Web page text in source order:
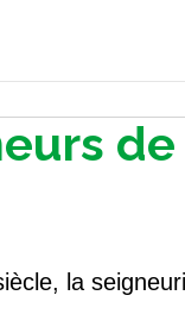
de
la